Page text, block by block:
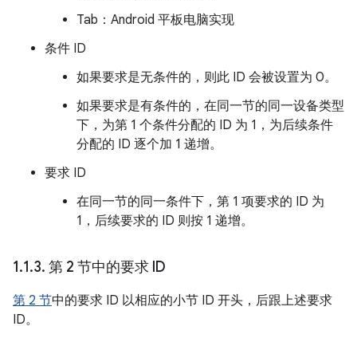
Tab：Android 平板电脑实现
条件 ID
如果要求是无条件的，则此 ID 会被设置为 0。
如果要求是有条件的，在同一节的同一设备类型
下，为第 1 个条件分配的 ID 为 1，为后续条件
分配的 ID 逐个加 1 递增。
要求 ID
在同一节的同一条件下，第 1 项要求的 ID 为
1，后续要求的 ID 则按 1 递增。
1.1.3. 第 2 节中的要求 ID
第 2 节中的要求 ID 以相应的小节 ID 开头，后跟上述要求
ID。